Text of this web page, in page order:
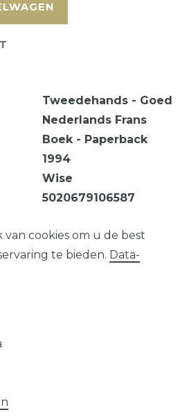
Tweedehands - Goed
Nederlands Frans
Boek - Paperback
1994
Wise
5020679106587
cookies om u de best
te bieden. Data­